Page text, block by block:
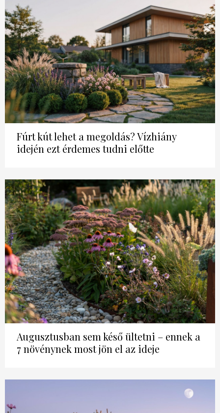
Fúrt kút lehet a megoldás? Vízhiány
idején ezt érdemes tudni előtte
Augusztusban sem késő ültetni – ennek a
7 növénynek most jön el az ideje